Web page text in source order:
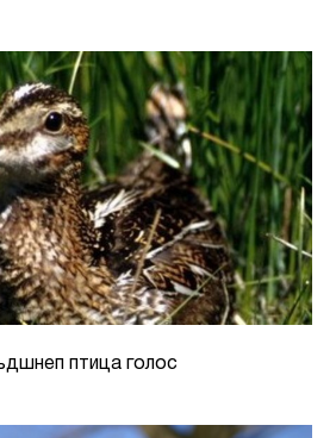
птица голос